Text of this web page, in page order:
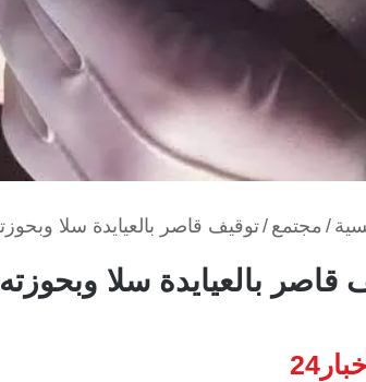
/ مجتمع /توقيف قاصر بالعيايدة سلا
قاصر بالعيايدة سلا